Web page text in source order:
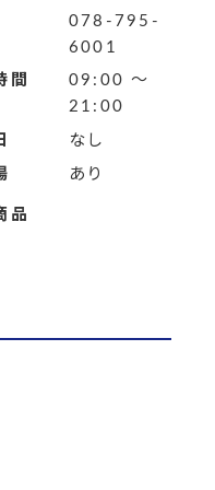
078-795-
6001
間
09:00 ～
21:00
なし
あり
品